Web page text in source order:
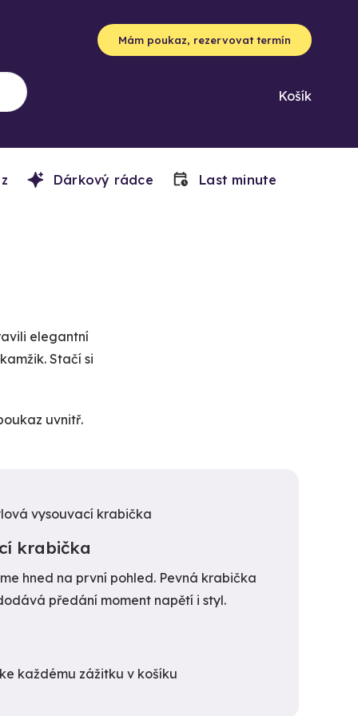
Mám poukaz, rezervovat termín
Košík
Dárkový rádce Last minute
elegantní
Stačí si
uvnitř.
krabička
hned na první pohled. Pevná krabička
předání moment napětí i styl.
každému zážitku v košíku